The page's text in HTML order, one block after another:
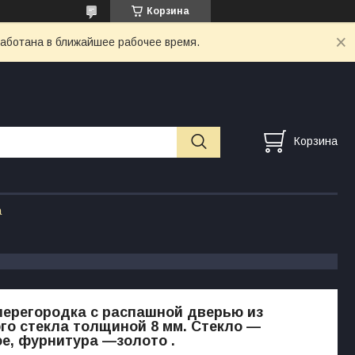
Корзина
в ближайшее рабочее время.
Корзина
с распашной дверью из
стекла толщиной 8 мм. Стекло —
фурнитура —золото .